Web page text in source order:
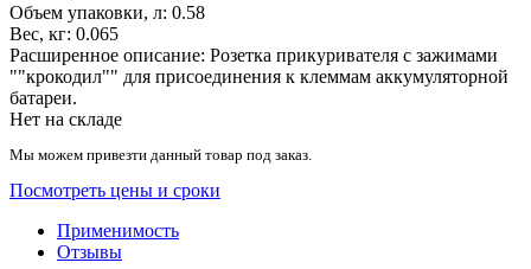
Объем упаковки, л: 0.58
Вес, кг: 0.065
Расширенное описание: Розетка прикуривателя с зажимами
""крокодил"" для присоединения к клеммам аккумуляторной
батареи.
Нет на складе
Мы можем привезти данный товар под заказ.
Посмотреть цены и сроки
Применимость
Отзывы